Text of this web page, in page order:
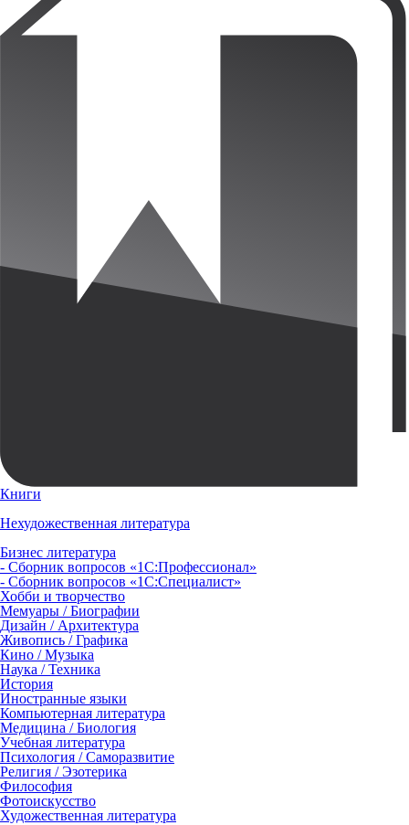
Книги
Нехудожественная литература
Бизнес литература
- Сборник вопросов «1С:Профессионал»
- Сборник вопросов «1С:Специалист»
Хобби и творчество
Мемуары / Биографии
Дизайн / Архитектура
Живопись / Графика
Кино / Музыка
Наука / Техника
История
Иностранные языки
Компьютерная литература
Медицина / Биология
Учебная литература
Психология / Саморазвитие
Религия / Эзотерика
Философия
Фотоискусство
Художественная литература